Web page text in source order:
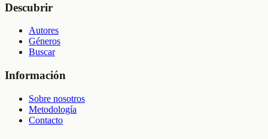
Descubrir
Autores
Géneros
Buscar
Información
Sobre nosotros
Metodología
Contacto